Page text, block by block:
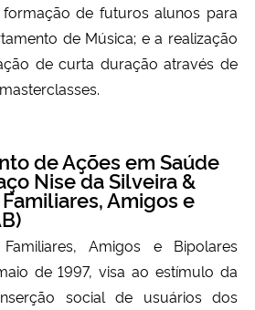
formação de futuros alunos para
de Música; e a realização
de curta duração através de
de Ações em Saúde
Nise da Silveira &
Amigos e
Amigos e Bipolares
de 1997, visa ao estímulo da
social de usuários dos